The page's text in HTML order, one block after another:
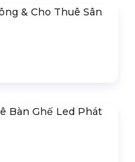
& Cho Thuê Sân
Bàn Ghế Led Phát